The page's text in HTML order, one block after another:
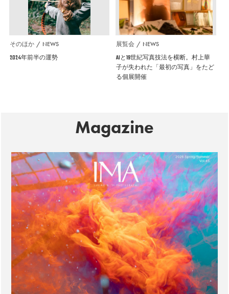
そのほか NEWS
2024年前半の運勢
展覧会 NEWS
AIと19世紀写真技法を横断。村上華
子が失われた「最初の写真」をたど
る個展開催
Magazine